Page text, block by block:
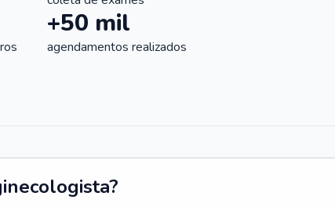
+50 mil
agendamentos realizados